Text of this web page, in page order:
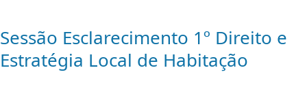
Sessão Esclarecimento 1º Direito e
Estratégia Local de Habitação